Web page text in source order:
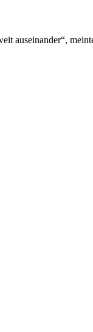
auseinander“,